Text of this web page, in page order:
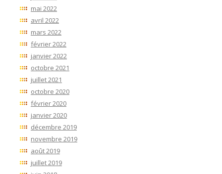
mai 2022
avril 2022
mars 2022
février 2022
janvier 2022
octobre 2021
juillet 2021
octobre 2020
février 2020
janvier 2020
décembre 2019
novembre 2019
août 2019
juillet 2019